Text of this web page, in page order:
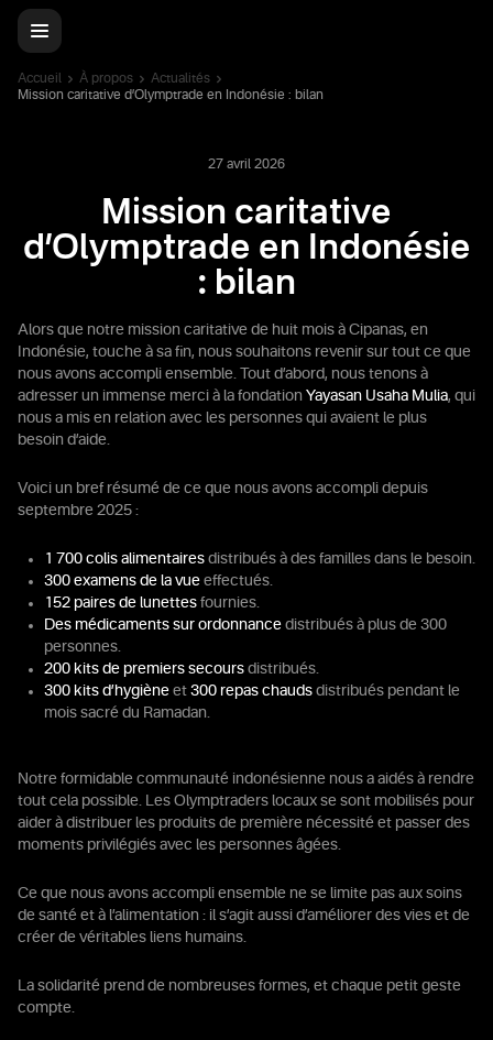
Accueil À propos
Actualités
Mission caritative d’Olymptrade en Indonésie : bilan
27 avril 2026
Mission caritative
d’Olymptrade en Indonésie
: bilan
Alors que notre mission caritative de huit mois à Cipanas, en
Indonésie, touche à sa fin, nous souhaitons revenir sur tout ce que
nous avons accompli ensemble. Tout d’abord, nous tenons à
adresser un immense merci à la fondation Yayasan Usaha Mulia, qui
nous a mis en relation avec les personnes qui avaient le plus
besoin d’aide.
Voici un bref résumé de ce que nous avons accompli depuis
septembre 2025 :
1 700 colis alimentaires distribués à des familles dans le besoin.
300 examens de la vue effectués.
152 paires de lunettes fournies.
Des médicaments sur ordonnance distribués à plus de 300
personnes.
200 kits de premiers secours distribués.
300 kits d’hygiène et 300 repas chauds distribués pendant le
mois sacré du Ramadan.
Notre formidable communauté indonésienne nous a aidés à rendre
tout cela possible. Les Olymptraders locaux se sont mobilisés pour
aider à distribuer les produits de première nécessité et passer des
moments privilégiés avec les personnes âgées.
Ce que nous avons accompli ensemble ne se limite pas aux soins
de santé et à l’alimentation : il s’agit aussi d’améliorer des vies et de
créer de véritables liens humains.
La solidarité prend de nombreuses formes, et chaque petit geste
compte.